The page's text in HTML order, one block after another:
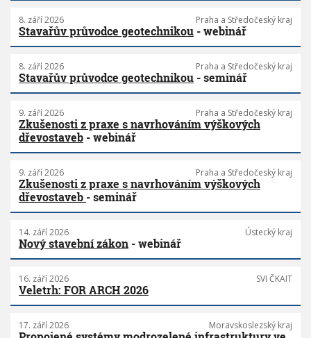
8. září 2026 Praha a Středočeský kraj
Stavařův průvodce geotechnikou - webinář
8. září 2026 Praha a Středočeský kraj
Stavařův průvodce geotechnikou - seminář
9. září 2026 Praha a Středočeský kraj
Zkušenosti z praxe s navrhováním výškových
dřevostaveb - webinář
9. září 2026 Praha a Středočeský kraj
Zkušenosti z praxe s navrhováním výškových
dřevostaveb - seminář
14. září 2026 Ústecký kraj
Nový stavební zákon - webinář
16. září 2026 SVI ČKAIT
Veletrh: FOR ARCH 2026
17. září 2026 Moravskoslezský kraj